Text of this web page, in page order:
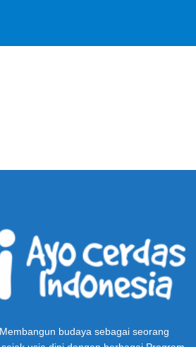
Membangun budaya sebagai seorang